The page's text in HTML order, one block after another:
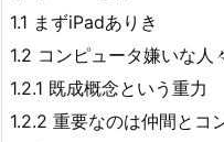
1.1 まずiPadありき
1.2 コンピュータ嫌いな人
1.2.1 既成概念という重力
1.2.2 重要なのは仲間とコ